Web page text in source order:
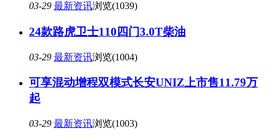
03-29 最新资讯浏览(1039)
24款路虎卫士110四门3.0T柴油
03-29 最新资讯浏览(1004)
可享混动增程双模式长安UNIZ上市售11.79万
起
03-29 最新资讯浏览(1003)